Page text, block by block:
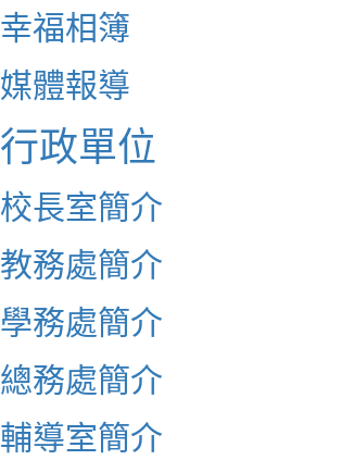
幸福相簿
媒體報導
行政單位
校長室簡介
教務處簡介
學務處簡介
總務處簡介
輔導室簡介